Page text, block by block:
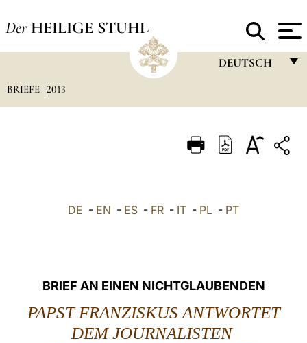
Der HEILIGE STUHL
DEUTSCH
ITALIANO
LATINE
BRIEFE 2013
DE - EN - ES - FR - IT - PL - PT
BRIEF AN EINEN NICHTGLAUBENDEN
PAPST FRANZISKUS ANTWORTET
DEM JOURNALISTEN